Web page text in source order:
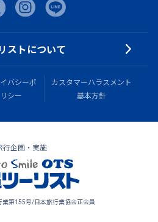
ストについて
バシーポ
リシー
カスタマーハラスメント
基本方針
行企画・実施
業第155号/日本旅行業協会正会員